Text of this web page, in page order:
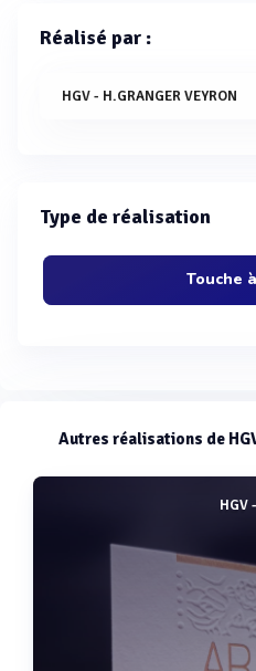
Réalisé par :
HGV - H.GRANGER VEYRON
Type de réalisation
Touche
Autres réalisations de
HGV